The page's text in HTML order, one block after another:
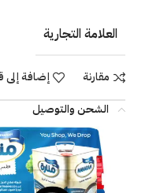
العلامة التجارية
مقارنة
إضافة إلى
الشحن والتوصيل